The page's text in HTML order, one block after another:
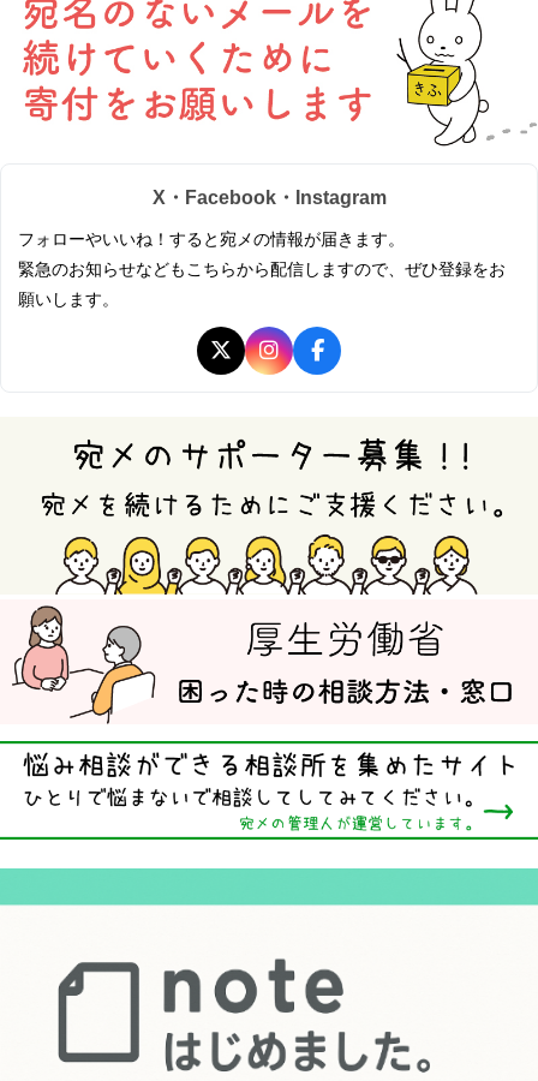
X・Facebook・Instagram
フォローやいいね！すると宛メの情報が届きます。
緊急のお知らせなどもこちらから配信しますので、ぜひ登録をお
願いします。